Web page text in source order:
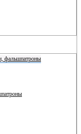
фальшпатроны